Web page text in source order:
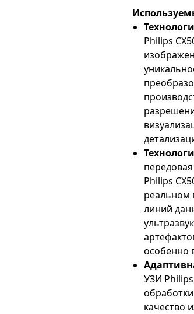
Philips
Philips
реальном
линий
особенно
УЗИ Philips
качество